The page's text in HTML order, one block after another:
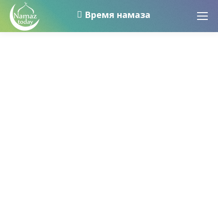
Время намаза